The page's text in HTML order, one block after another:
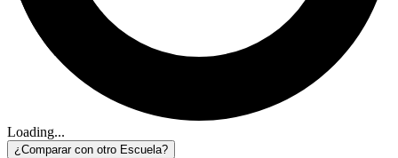
Loading...
¿Comparar con otro Escuela?